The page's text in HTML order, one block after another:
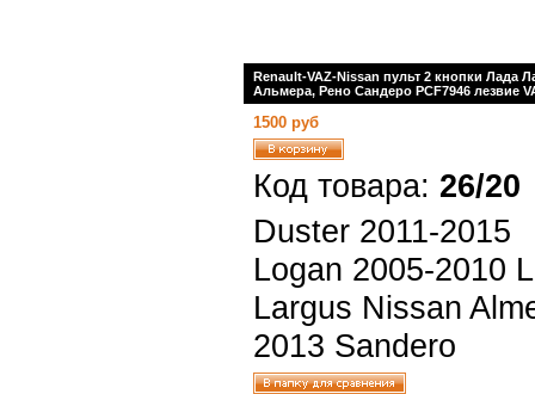
Renault-VAZ-Nissan пульт 2 кнопки Лада
Альмера, Рено Сандеро PCF7946 лезвие
1500 руб
Код товара: 26/20
Duster 2011-2015
Logan 2005-2010
Largus Nissan
2013 Sandero